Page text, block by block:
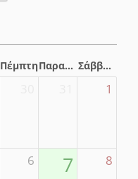
Πέμπτη Παρασκευή Σάββατο
1
6 7 8